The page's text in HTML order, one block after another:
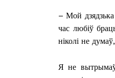
– Мой
час любіў
ніколі не
Я не вытрымаў